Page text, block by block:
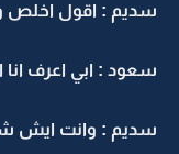
: اقول اخلص
: ابي اعرف انا
: وانت ايش